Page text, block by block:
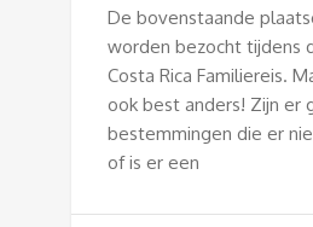
De bovenstaande
worden bezocht tijdens
Costa Rica Familiereis.
ook best anders! Zijn er
bestemmingen die er
of is er een